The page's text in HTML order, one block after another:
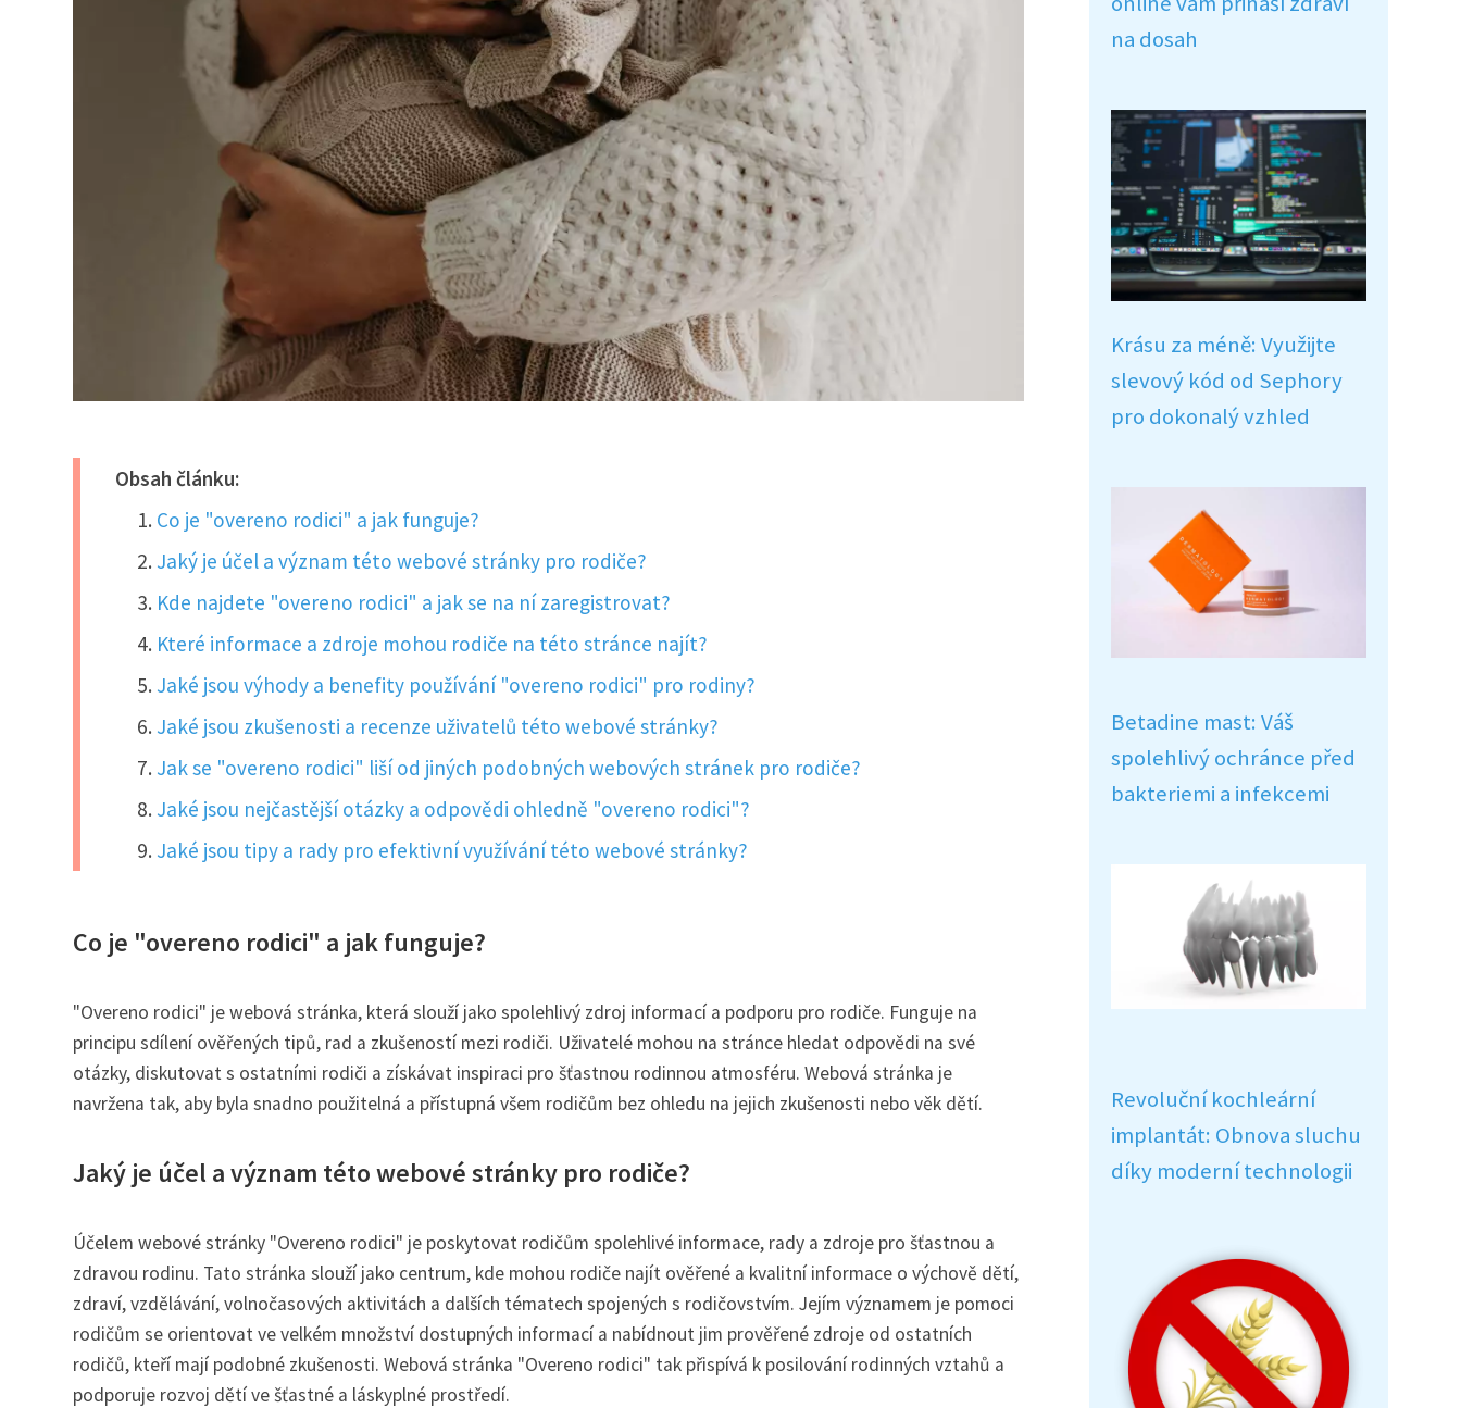
Obsah článku:
Co je "overeno rodici" a jak funguje?
Jaký je účel a význam této webové stránky pro rodiče?
Kde najdete "overeno rodici" a jak se na ní zaregistrovat?
Které informace a zdroje mohou rodiče na této stránce najít?
Jaké jsou výhody a benefity používání "overeno rodici" pro rodiny?
Jaké jsou zkušenosti a recenze uživatelů této webové stránky?
Jak se "overeno rodici" liší od jiných podobných webových stránek pro rodiče?
Jaké jsou nejčastější otázky a odpovědi ohledně "overeno rodici"?
Jaké jsou tipy a rady pro efektivní využívání této webové stránky?
Co je "overeno rodici" a jak funguje?
"Overeno rodici" je webová stránka, která slouží jako spolehlivý zdroj informací a podporu pro rodiče. Funguje na
principu sdílení ověřených tipů, rad a zkušeností mezi rodiči. Uživatelé mohou na stránce hledat odpovědi na své
otázky, diskutovat s ostatními rodiči a získávat inspiraci pro šťastnou rodinnou atmosféru. Webová stránka je
navržena tak, aby byla snadno použitelná a přístupná všem rodičům bez ohledu na jejich zkušenosti nebo věk dětí.
Jaký je účel a význam této webové stránky pro rodiče?
Účelem webové stránky "Overeno rodici" je poskytovat rodičům spolehlivé informace, rady a zdroje pro šťastnou a
zdravou rodinu. Tato stránka slouží jako centrum, kde mohou rodiče najít ověřené a kvalitní informace o výchově dětí,
zdraví, vzdělávání, volnočasových aktivitách a dalších tématech spojených s rodičovstvím. Jejím významem je pomoci
rodičům se orientovat ve velkém množství dostupných informací a nabídnout jim prověřené zdroje od ostatních
rodičů, kteří mají podobné zkušenosti. Webová stránka "Overeno rodici" tak přispívá k posilování rodinných vztahů a
podporuje rozvoj dětí ve šťastné a láskyplné prostředí.
na dosah
Krásu za méně: Využijte
slevový kód od Sephory
pro dokonalý vzhled
Betadine mast: Váš
spolehlivý ochránce před
bakteriemi a infekcemi
Revoluční kochleární
implantát: Obnova sluchu
díky moderní technologii